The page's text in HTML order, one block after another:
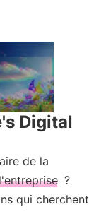
Digital
de la
?
qui cherchent